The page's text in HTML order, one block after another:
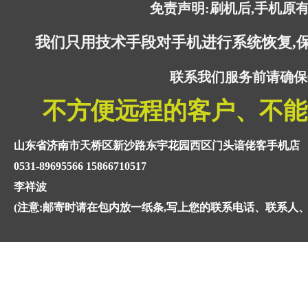
免责声明:刷机后,手机原
我们只用技术手段对手机进行系统恢复,
联系我们服务前请确
不方便远程的客户、不
山东省济南市天桥区新沙路东宇花园西区门头谙佬客手机店
0531-89695566 15866710517
李祥波
(注意:邮寄时请在包内放一纸条,写上您的联系电话、联系人